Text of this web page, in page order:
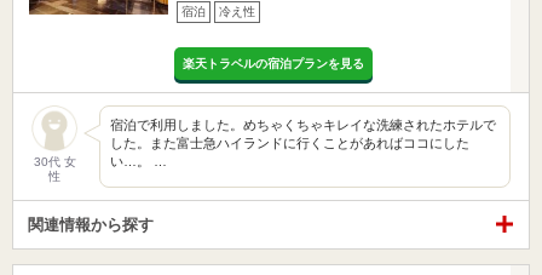
宿泊 冷え性
楽天トラベルの宿泊プランを見る
30代 女
性
宿泊で利用しました。めちゃくちゃキレイな洗練されたホテルで
した。また富士急ハイランドに行くことがあればココにした
い…。 …
関連情報から探す